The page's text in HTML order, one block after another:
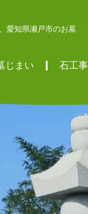
愛知県瀬戸市のお墓
じまい 石工